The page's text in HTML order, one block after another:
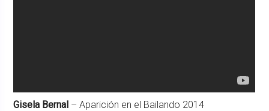
Gisela Bernal – Aparición en el Bailando 2014